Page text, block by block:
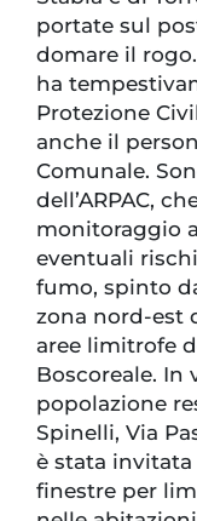
portate sul
domare il
ha
Protezione
anche il
Comunale.
dell’ARPAC,
monitoraggio
eventuali
fumo, spinto
zona nord-est
aree limitrofe
Boscoreale. In
popolazione
Spinelli, Via
è stata
finestre per